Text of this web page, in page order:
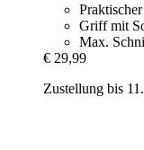
Griff mit
Max.
€ 29,99
Zustellung bis